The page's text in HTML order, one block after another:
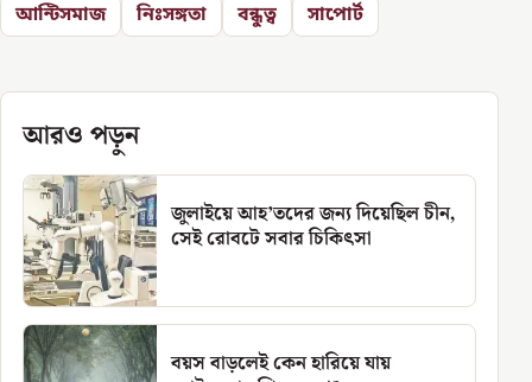
আন্টিসমাজ নিঃসঙ্গতা বন্ধুত্ব সাপোর্ট
আরও পড়ুন
জুলাইয়ে আহ’তদের জন্য দিয়েছিল চীন,
সেই রোবটে সবার চিকিৎসা
বয়স বাড়লেই কেন হারিয়ে যায়